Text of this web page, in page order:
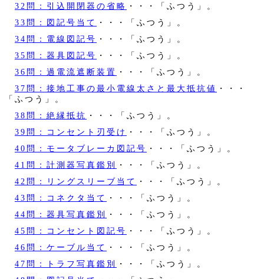
32問：引込開閉器の省略 ・・・「ふつう」。
33問：図記号当て
・・・「ふつう」。
34問：電線図記号 ・・・「ふつう」。
35問：器具図記号 ・・・「ふつう」。
36問：過電流遮断装置 ・・・「ふつう」。
37問：接地工事の最小電線太さと最大抵抗値
・・・
「ふつう」。
38問：絶縁抵抗 ・・・「ふつう」。
39問：コンセント刃受け
・・・「ふつう」。
40問：モータブレーカ図記号 ・・・「ふつう」。
41問：計測器写真鑑別
・・・「ふつう」。
42問：リングスリーブ当て
・・・「ふつう」。
43問：コネクタ当て
・・・「ふつう」。
44問：器具写真鑑別
・・・「ふつう」。
45問：コンセント図記号 ・・・「ふつう」。
46問：ケーブル当て
・・・「ふつう」。
47問：トラフ写真鑑別
・・・「ふつう」。